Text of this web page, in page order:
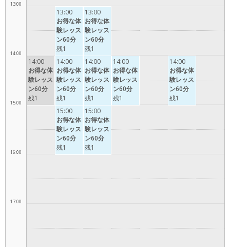
13:00
14:00
15:00
16:00
17:00
14:00
お得な体
験レッス
ン60分
残1
13:00
お得な体
験レッス
ン60分
残1
14:00
お得な体
験レッス
ン60分
残1
15:00
お得な体
験レッス
ン60分
残1
13:00
お得な体
験レッス
ン60分
残1
14:00
お得な体
験レッス
ン60分
残1
15:00
お得な体
験レッス
ン60分
残1
14:00
お得な体
験レッス
ン60分
残1
14:00
お得な体
験レッス
ン60分
残1